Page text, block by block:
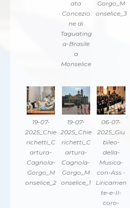
ata
Concezio
ne di
Taguating
a-Brasile
a
Monselice
Gorgo_M
onselice_3
19-07-
2025_Chie
richetti_C
artura-
Cagnola-
Gorgo_M
onselice_2
19-07-
2025_Chie
richetti_C
artura-
Cagnola-
Gorgo_M
onselice_1
06-07-
2025_Giu
bileo-
della-
Musica-
con-Ass.-
Liricamen
te-e-Il-
coro-